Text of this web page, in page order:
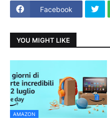
Facebook
YOU MIGHT LIKE
AMAZON